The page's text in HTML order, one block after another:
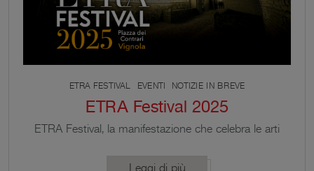
ETRA FESTIVAL EVENTI NOTIZIE IN BREVE
ETRA Festival 2025
ETRA Festival, la manifestazione che celebra le arti
agosto, nella sua XII edizione.
Leggi di più